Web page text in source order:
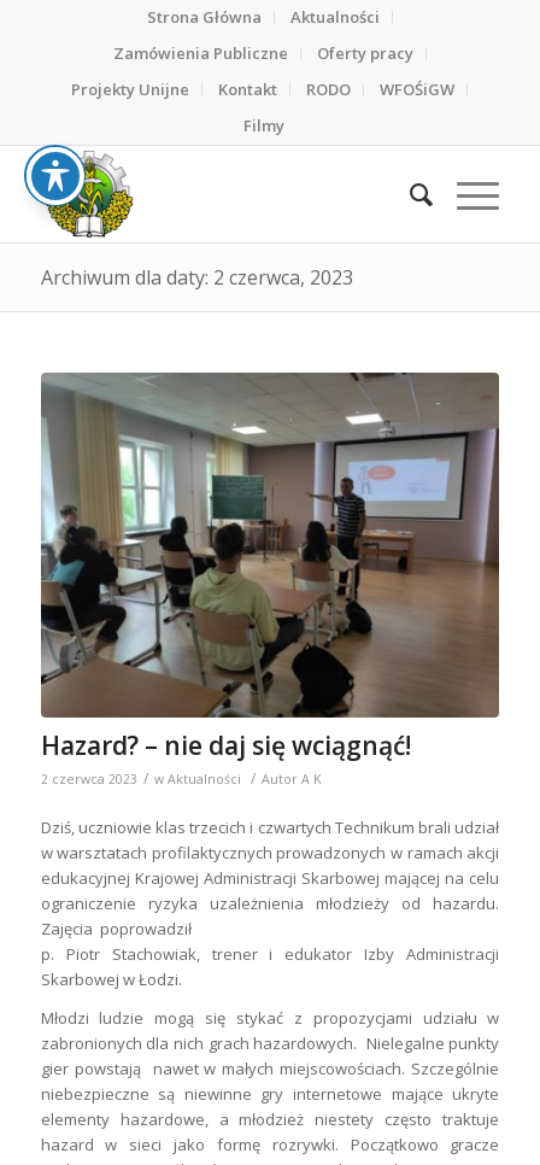
Strona Główna
Aktualności
Zamówienia Publiczne
Oferty pracy
Projekty Unijne
Kontakt RODO
WFOŚiGW
Filmy
Archiwum dla daty: 2 czerwca, 2023
Hazard? – nie daj się wciągnąć!
2 czerwca 2023 / w Aktualności / Autor A K
Dziś, uczniowie klas trzecich i czwartych Technikum brali udział
w warsztatach profilaktycznych prowadzonych w ramach akcji
edukacyjnej Krajowej Administracji Skarbowej mającej na celu
ograniczenie ryzyka uzależnienia młodzieży od hazardu.
Zajęcia poprowadził
p. Piotr Stachowiak, trener i edukator Izby Administracji
Skarbowej w Łodzi.
Młodzi ludzie mogą się stykać z propozycjami udziału w
zabronionych dla nich grach hazardowych. Nielegalne punkty
gier powstają nawet w małych miejscowościach. Szczególnie
niebezpieczne są niewinne gry internetowe mające ukryte
elementy hazardowe, a młodzież niestety często traktuje
hazard w sieci jako formę rozrywki. Początkowo gracze